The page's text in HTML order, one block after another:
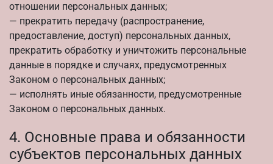
отношении персональных данных;
— прекратить передачу (распространение,
предоставление, доступ) персональных данных,
прекратить обработку и уничтожить персональные
данные в порядке и случаях, предусмотренных
Законом о персональных данных;
— исполнять иные обязанности, предусмотренные
Законом о персональных данных.
4. Основные права и обязанности
субъектов персональных данных